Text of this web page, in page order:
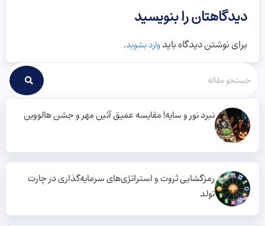
دیدگاهتان را بنویسید
برای نوشتن دیدگاه بایدوارد بشوید.
نبرد نور و سایه! مقایسه عمیق آئین مهر و جشن هالووین
رمزگشایی ثروت و استراتژی‌های سرمایه‌گذاری در چارت
تولد